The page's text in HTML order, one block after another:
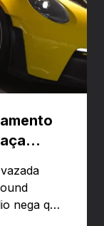
nega que